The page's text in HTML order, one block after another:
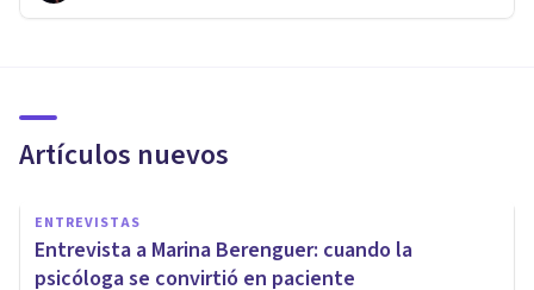
Artículos nuevos
ENTREVISTAS
Entrevista a Marina Berenguer: cuando la
psicóloga se convirtió en paciente